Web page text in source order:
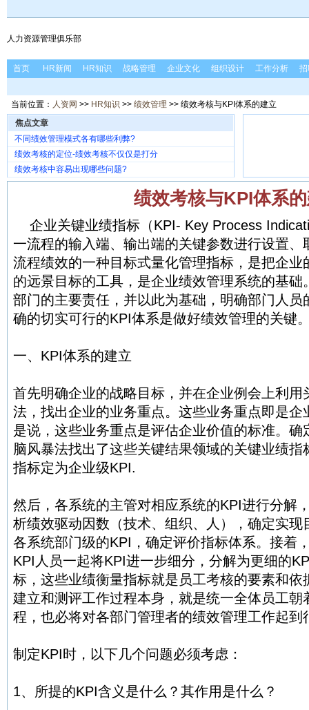
人力资源管理俱乐部
首页 HR新闻 HR知识 战略管理 企业文化 组织设计 工作分析
当前位置： 人资网 >> HR知识 >> 绩效管理 >> 绩效考核与KPI体系的建立
焦点文章
不同绩效管理模式各有哪些利弊?
绩效考核的定位-绩效考核不仅仅是打分
绩效考核中容易出现哪些问题?
绩效考核与KPI体系
企业关键业绩指标（KPI- Key Process
一流程的输入端、输出端的关键参数进行设置
流程绩效的一种目标式量化管理指标，是把企业
的远景目标的工具，是企业绩效管理系统的基
部门的主要责任，并以此为基础，明确部门人员
确的切实可行的KPI体系是做好绩效管理的关键
一、KPI体系的建立
首先明确企业的战略目标，并在企业例会上利用
法，找出企业的业务重点。这些业务重点即是企
是说，这些业务重点是评估企业价值的标准。
脑风暴法找出了这些关键结果领域的关键业绩
指标定为企业级KPI.
然后，各系统的主管对相应系统的KPI进行分解
析绩效驱动因数（技术、组织、人），确定实现
各系统部门级的KPI，确定评价指标体系。接着
KPI人员一起将KPI进一步细分，分解为更细的
标，这些业绩衡量指标就是员工考核的要素和
建立和测评工作过程本身，就是统一全体员工朝
程，也必将对各部门管理者的绩效管理工作起到
制定KPI时，以下几个问题必须考虑：
1、所提的KPI含义是什么？其作用是什么？